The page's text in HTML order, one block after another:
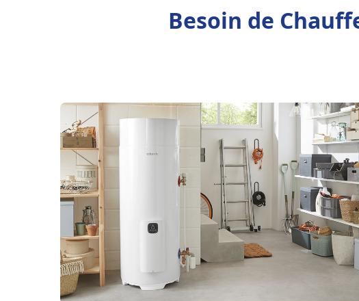
Besoin de